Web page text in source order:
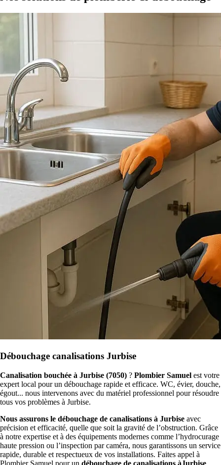
Débouchage canalisations Jurbise
Canalisation bouchée à Jurbise (7050) ? Plombier Samuel est votre
expert local pour un débouchage rapide et efficace. WC, évier, douche,
égout... nous intervenons avec du matériel professionnel pour résoudre
tous vos problèmes à Jurbise.
Nous assurons le débouchage de canalisations à Jurbise avec
précision et efficacité, quelle que soit la gravité de l’obstruction. Grâce
à notre expertise et à des équipements modernes comme l’hydrocurage
haute pression ou l’inspection par caméra, nous garantissons un service
rapide, durable et respectueux de vos installations. Faites appel à
Plombier Samuel pour un débouchage de canalisations àJurbise